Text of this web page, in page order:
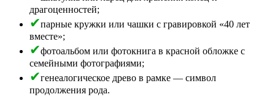
драгоценностей;
парные кружки или чашки с гравировкой «40 лет
вместе»;
фотоальбом или фотокнига в красной обложке с
семейными фотографиями;
генеалогическое древо в рамке — символ
продолжения рода.